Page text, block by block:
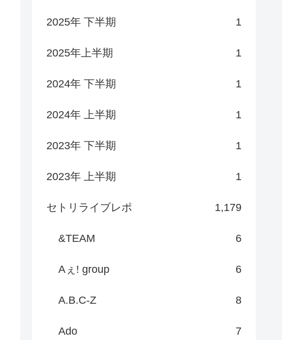
2025年 下半期 1
2025年上半期 1
2024年 下半期 1
2024年 上半期 1
2023年 下半期 1
2023年 上半期 1
セトリライブレポ 1,179
&TEAM 6
Aぇ! group 6
A.B.C-Z 8
Ado 7